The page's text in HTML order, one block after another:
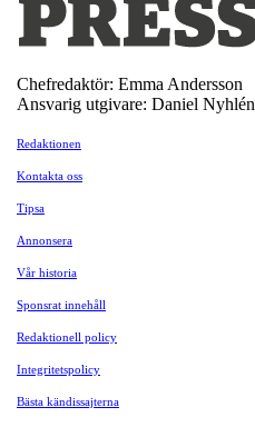
Chefredaktör: Emma Andersson
Ansvarig utgivare: Daniel Nyhlén
Redaktionen
Kontakta oss
Tipsa
Annonsera
Vår historia
Sponsrat innehåll
Redaktionell policy
Integritetspolicy
Bästa kändissajterna